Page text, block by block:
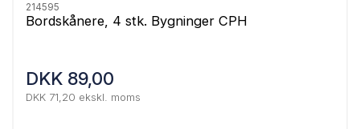
214595
Bordskånere, 4 stk. Bygninger CPH
DKK 89,00
DKK 71,20 ekskl. moms